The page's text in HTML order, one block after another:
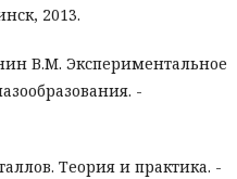
2013.
В.М. Экспериментальное
-
Теория и практика. -